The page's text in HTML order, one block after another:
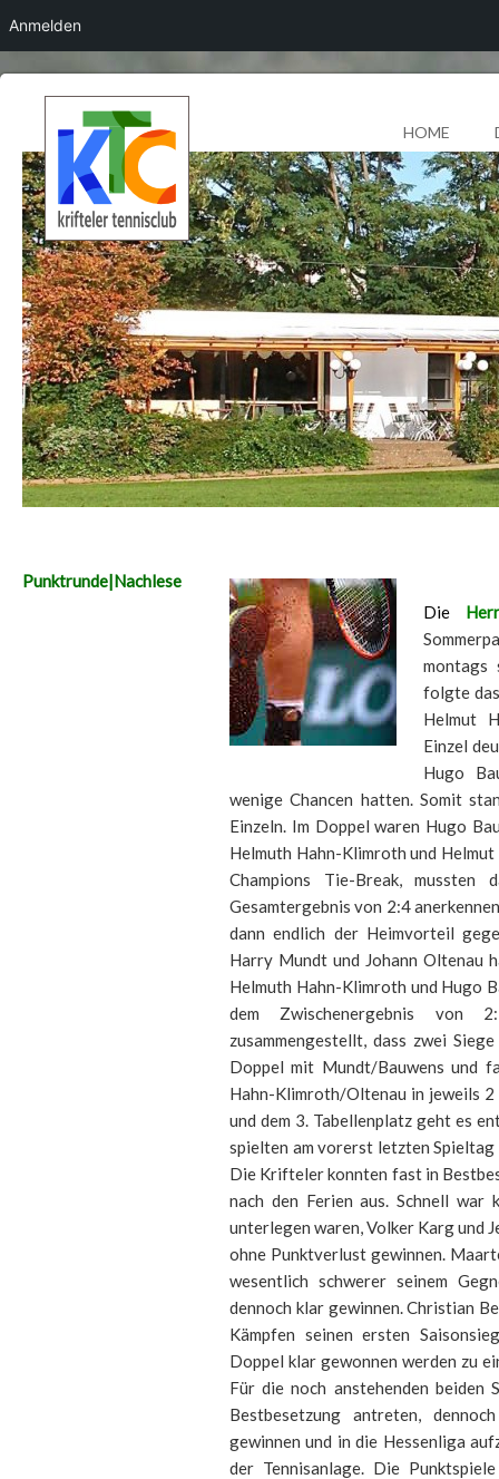
HOME
Punktrunde|Nachlese
Die
montags
folgte
Helmut
Einzel
Hugo
wenige Chancen hatten. Somit
Einzeln. Im Doppel waren Hugo
Helmuth Hahn-Klimroth und
Champions Tie-Break, mussten
Gesamtergebnis von 2:4
dann endlich der Heimvorteil
Harry Mundt und Johann Oltenau
Helmuth Hahn-Klimroth und Hugo
dem Zwischenergebnis
zusammengestellt, dass zwei
Doppel mit Mundt/Bauwens und
Hahn-Klimroth/Oltenau in jeweils 2
und dem 3. Tabellenplatz geht es
spielten am vorerst letzten
Die Krifteler konnten fast in
nach den Ferien aus. Schnell
unterlegen waren, Volker Karg und
ohne Punktverlust gewinnen.
wesentlich schwerer seinem
dennoch klar gewinnen. Christian
Kämpfen seinen ersten
Doppel klar gewonnen werden zu
Für die noch anstehenden
Bestbesetzung antreten,
gewinnen und in die Hessenliga
der Tennisanlage. Die
Anmelden